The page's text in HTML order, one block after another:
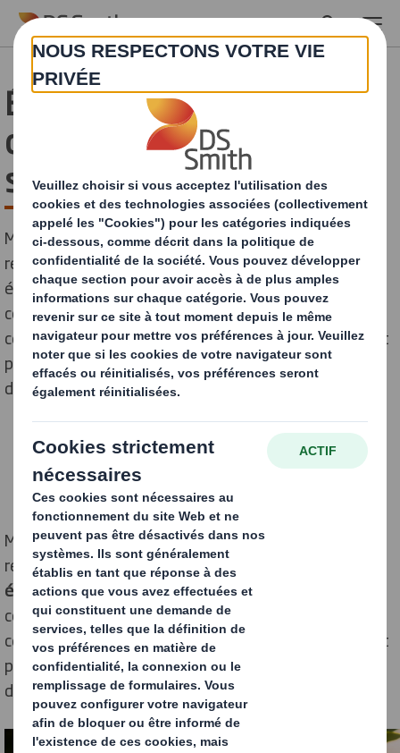
Skip to main content
Éco-emballage et e-
commerce: l’exemple à
succès de Morocco Gold
Moins gourmand en matériaux, plus léger, plus
respectueux de l’environnement… L’emballage
écologique a aujourd’hui de nombreux atouts pour
convaincre les spécialistes du e-commerce. Beaucoup,
cependant, hésitent encore à franchir le pas, craignant
pour la protection du produit ou encore l’augmentation
des coûts liés à l’emballage.
Moins gourmand en matériaux, plus léger, plus
respectueux de l’environnement… L’
écologiquea aujourd’hui de nombreux atouts pour
convaincre les spécialistes du e-commerce. Beaucoup,
cependant, hésitent encore à franchir le pas, craignant
pour la protection du produit ou encore l’augmentation
des coûts liés à l’emballage.